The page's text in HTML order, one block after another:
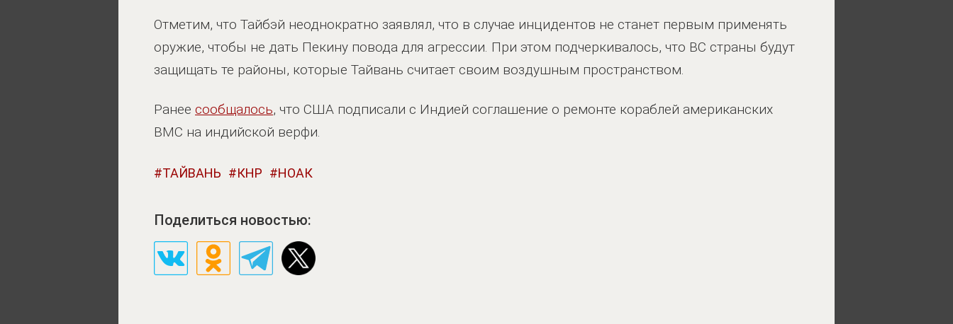
Отметим, что Тайбэй неоднократно заявлял, что в случае инцидентов не станет первым применять
оружие, чтобы не дать Пекину повода для агрессии. При этом подчеркивалось, что ВС страны будут
защищать те районы, которые Тайвань считает своим воздушным пространством.
Ранее сообщалось, что США подписали с Индией соглашение о ремонте кораблей американских
ВМС на индийской верфи.
ТАЙВАНЬ КНР НОАК
Поделиться новостью: